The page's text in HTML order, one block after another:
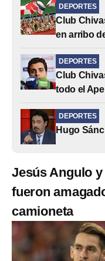
DEPORTES
Club
en arribo
DEPORTES
Club
todo el
DEPORTES
Hugo
Jesús Angulo
fueron
camioneta